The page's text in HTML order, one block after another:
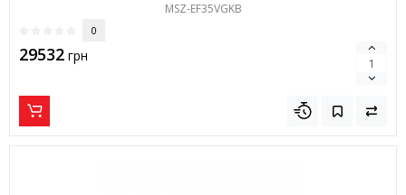
MSZ-EF35VGKB
0
29532 грн